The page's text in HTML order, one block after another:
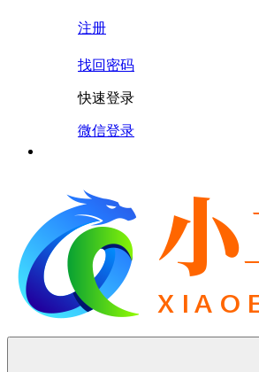
注册
找回密码
快速登录
微信登录